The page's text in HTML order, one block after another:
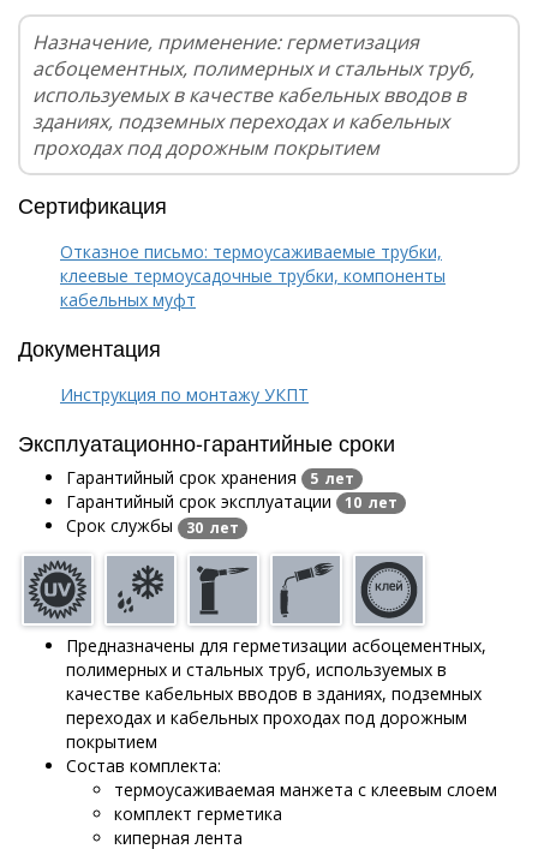
Назначение, применение: герметизация
асбоцементных, полимерных и стальных труб,
используемых в качестве кабельных вводов в
зданиях, подземных переходах и кабельных
проходах под дорожным покрытием
Сертификация
Отказное письмо: термоусаживаемые трубки,
клеевые термоусадочные трубки, компоненты
кабельных муфт
Документация
Инструкция по монтажу УКПТ
Эксплуатационно-гарантийные сроки
Гарантийный срок хранения 5 лет
Гарантийный срок эксплуатации 10 лет
Срок службы 30 лет
Предназначены для герметизации асбоцементных,
полимерных и стальных труб, используемых в
качестве кабельных вводов в зданиях, подземных
переходах и кабельных проходах под дорожным
покрытием
Состав комплекта:
термоусаживаемая манжета с клеевым слоем
комплект герметика
киперная лента